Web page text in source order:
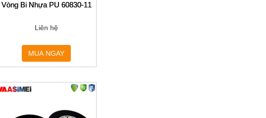
Vòng Bi Nhựa PU 60830-11
Liên hệ
MUA NGAY